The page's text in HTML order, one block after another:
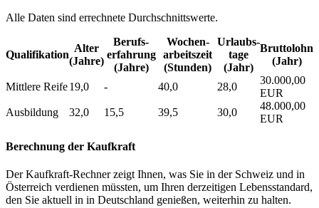
Alle Daten sind errechnete Durchschnittswerte.
Qualifikation
Alter
(Jahre)
Berufs­
erfahrung
(Jahre)
Wochen­
arbeitszeit
(Stunden)
Urlaubs­
tage
(Jahr)
Bruttolohn
(Jahr)
Mittlere Reife19,0 - 40,0 28,0
30.000,00
EUR
Ausbildung
32,0 15,5 39,5 30,0
48.000,00
EUR
Berechnung der Kaufkraft
Der Kaufkraft-Rechner zeigt Ihnen, was Sie in der Schweiz und in
Österreich verdienen müssten, um Ihren derzeitigen Lebensstandard,
den Sie aktuell in in Deutschland genießen, weiterhin zu halten.